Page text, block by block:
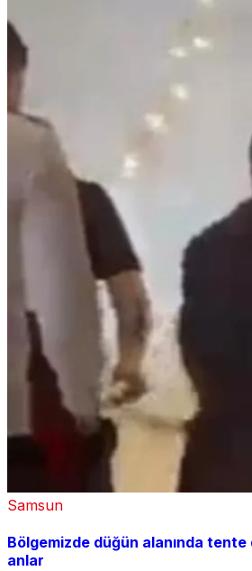
Samsun
Bölgemizde düğün alanında
anlar